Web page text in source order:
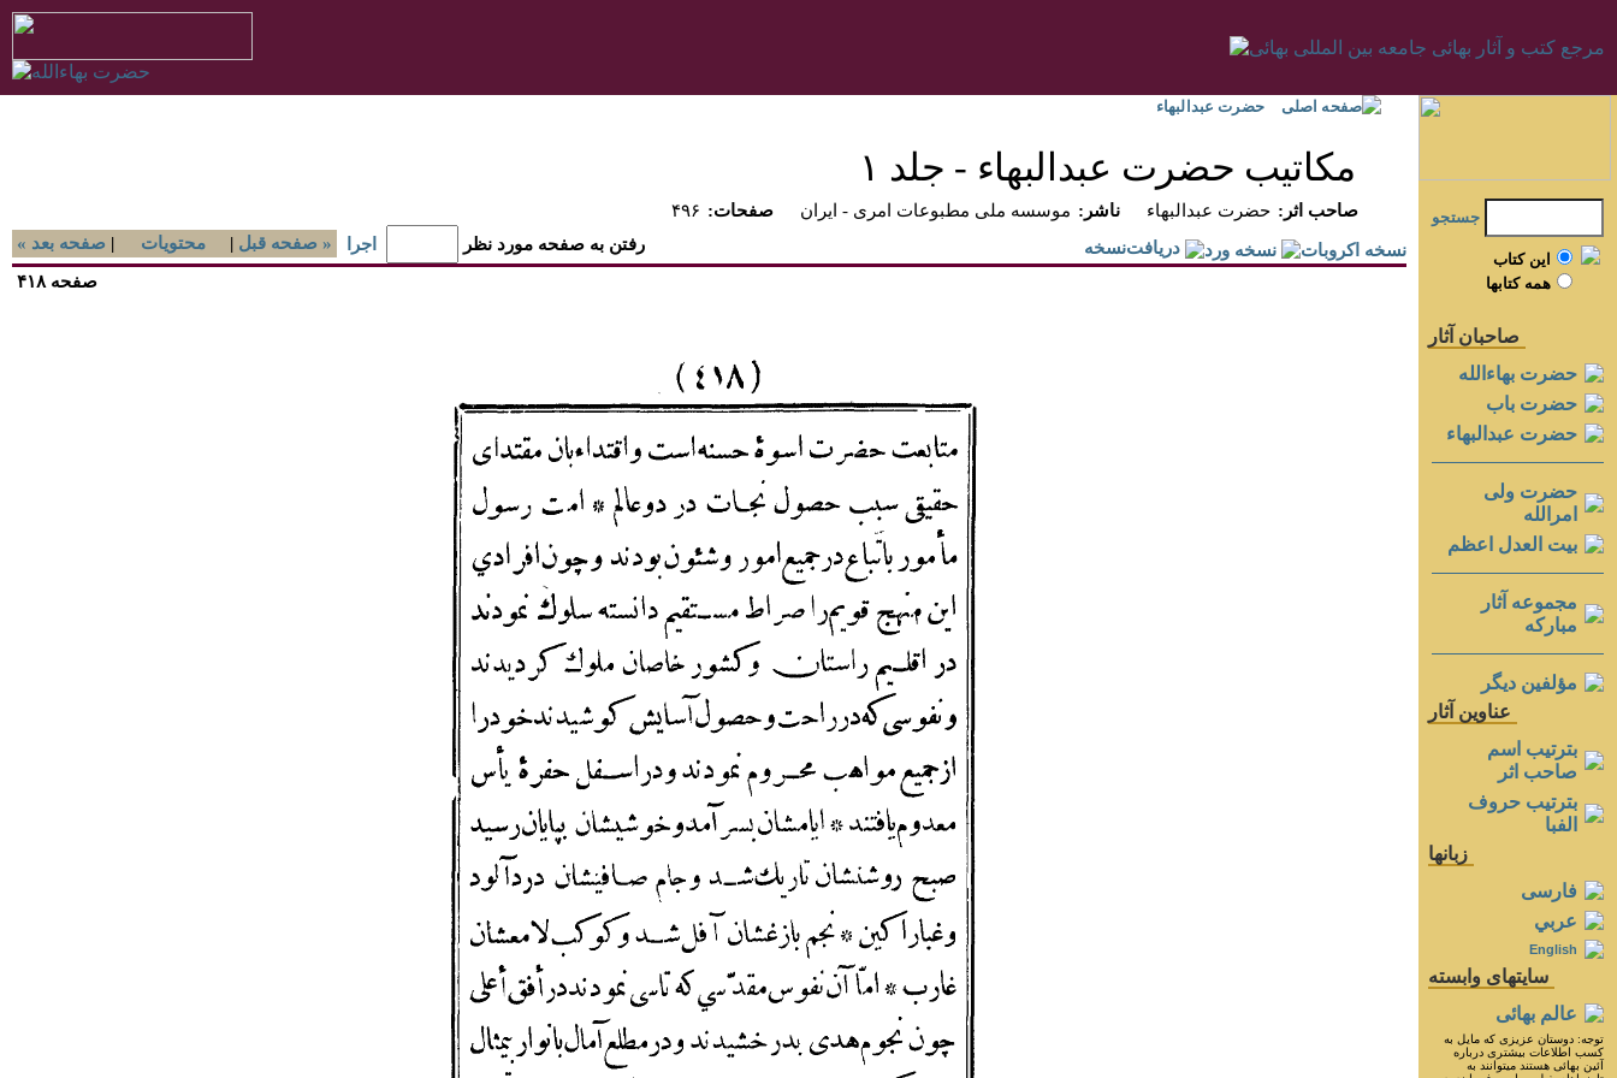
صفحه اصلی حضرت عبدالبهاء
مكاتيب حضرت عبدالبهاء - جلد ۱
۴۹۶ :صفحات موسسه ملی مطبوعات امری - ايران :ناشر حضرت عبدالبهاء
:صاحب اثر
« صفحه بعد | محتويات | صفحه قبل » رفتن به صفحه مورد نظر اجرا
جستجو
اين کتاب
همه کتابها
صاحبان آثار
حضرت بهاءالله
حضرت باب
حضرت عبدالبهاء
حضرت ولی
امرالله
بيت العدل اعظم
مجموعه آثار
مباركه
مؤلفين ديگر
عناوين آثار
بترتيب اسم
صاحب اثر
بترتيب حروف
الفبا
زبانها
فارسی
عربي
English
سايتهای وابسته
عالم بهائی
توجه: دوستان عزيزى كه مايل به
كسب اطلاعات بيشترى درباره
آئين بهائى هستند ميتوانند به